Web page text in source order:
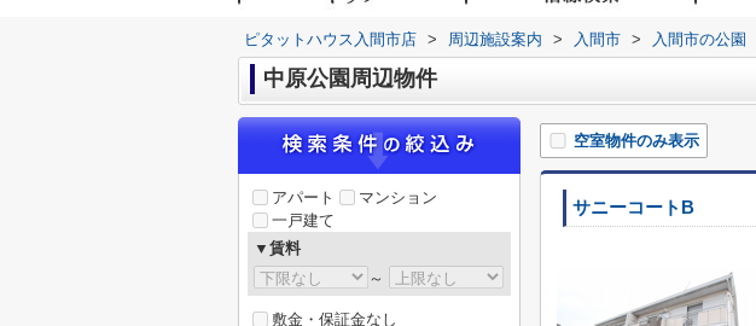
ピタットハウス入間市店 > 周辺施設案内 > 入間市 > 入間市の公園
中原公園周辺物件
空室物件のみ表示
サニーコートB
アパート
マンション
一戸建て
▼賃料
～
敷金・保証金なし